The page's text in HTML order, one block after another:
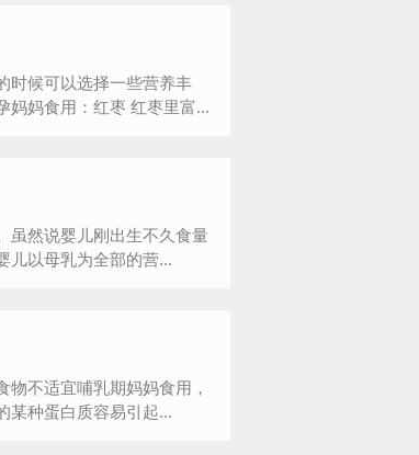
时候可以选择一些营养丰
妈妈食用：红枣 红枣里富...
虽然说婴儿刚出生不久食量
儿以母乳为全部的营...
不适宜哺乳期妈妈食用，
某种蛋白质容易引起...